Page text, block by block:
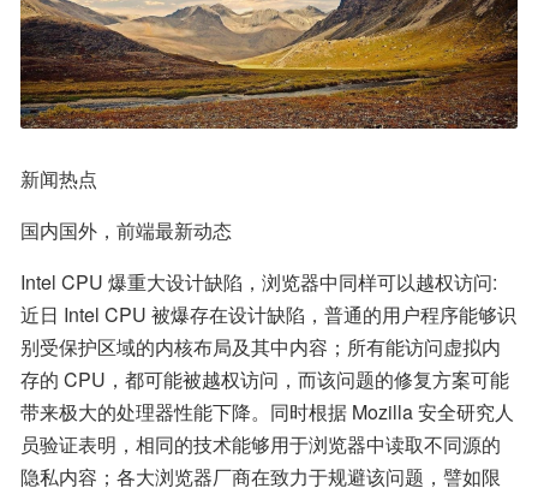
新闻热点
国内国外，前端最新动态
Intel CPU 爆重大设计缺陷，浏览器中同样可以越权访问:
近日 Intel CPU 被爆存在设计缺陷，普通的用户程序能够识
别受保护区域的内核布局及其中内容；所有能访问虚拟内
存的 CPU，都可能被越权访问，而该问题的修复方案可能
带来极大的处理器性能下降。同时根据 Mozilla 安全研究人
员验证表明，相同的技术能够用于浏览器中读取不同源的
隐私内容；各大浏览器厂商在致力于规避该问题，譬如限